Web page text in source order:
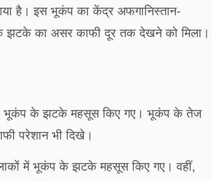
है। इस भूकंप का केंद्र अफगानिस्तान-
झटके का असर काफी दूर तक देखने को मिला।
भूकंप के झटके महसूस किए गए। भूकंप के तेज
परेशान भी दिखे।
में भूकंप के झटके महसूस किए गए। वहीं,